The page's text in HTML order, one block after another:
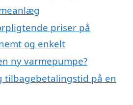
priser på
og enkelt
ny varmepumpe?
tilbagebetalingstid på en